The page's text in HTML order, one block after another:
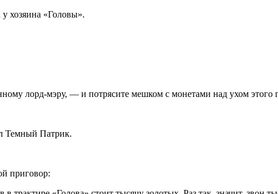
хозяина «Головы».
лорд-мэру, — и потрясите мешком с монетами над ухом этого
Темный Патрик.
приговор: